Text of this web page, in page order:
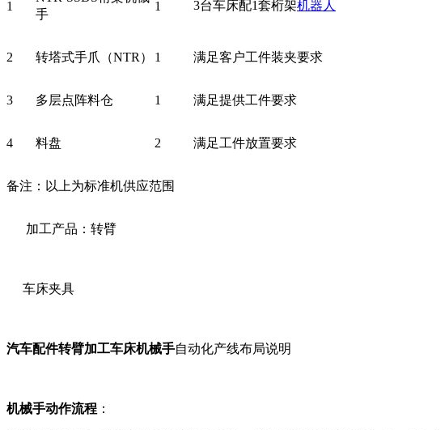
1
手
1 3台车床配1套桁架机器人
2 转塔式手爪（NTR ） 1 满足客户工件装夹要求
3 多层点阵料仓 1 满足提供工件要求
4 料盘 2 满足工件放置要求
备注： 以上为标准机供应范围
加工产品：转臂
车床夹具
汽车配件转臂加工车床机械手自动化产线布局说明
机械手动作流程 ：